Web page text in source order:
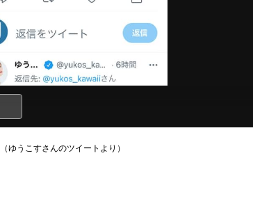
ゆうこすさんのツイートより）